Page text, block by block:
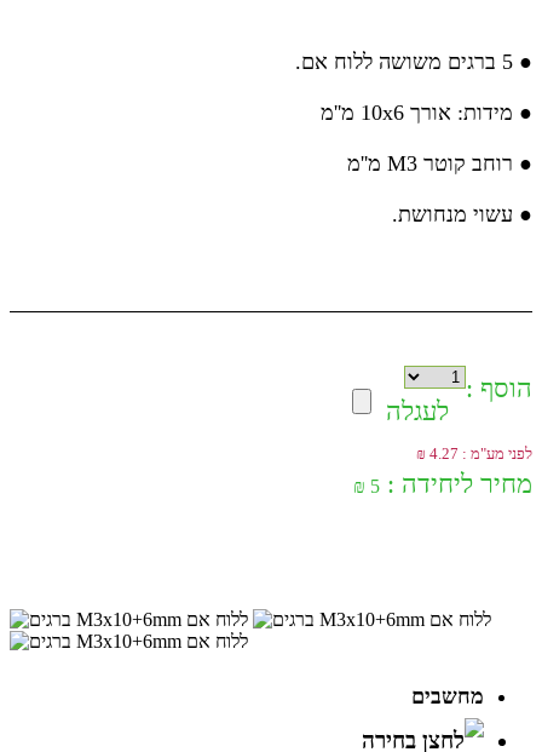
● 5 ברגים משושה ללוח אם.
● מידות: אורך 10x6 מ''מ
● רוחב קוטר M3 מ''מ
● עשוי מנחושת.
הוסף :
לעגלה
לפני מע"מ : 4.27 ₪
מחיר ליחידה : 5 ₪
מחשבים